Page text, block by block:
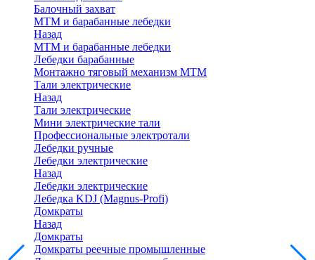
Балочный захват
МТМ и барабанные лебедки
Назад
МТМ и барабанные лебедки
Лебедки барабанные
Монтажно тяговый механизм МТМ
Тали электрические
Назад
Тали электрические
Мини электрические тали
Профессиональные электротали
Лебедки ручные
Лебедки электрические
Назад
Лебедки электрические
Лебедка KDJ (Magnus-Profi)
Домкраты
Назад
Домкраты
Домкраты реечные промышленные